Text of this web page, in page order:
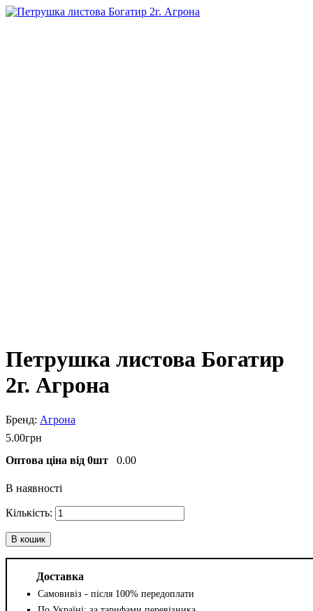
Петрушка листова Богатир
2г. Агрона
Агрона
5.00грн
Оптова ціна від 0шт
0.00
В наявності
В кошик
Доставка
Самовивіз - після 100% передоплати